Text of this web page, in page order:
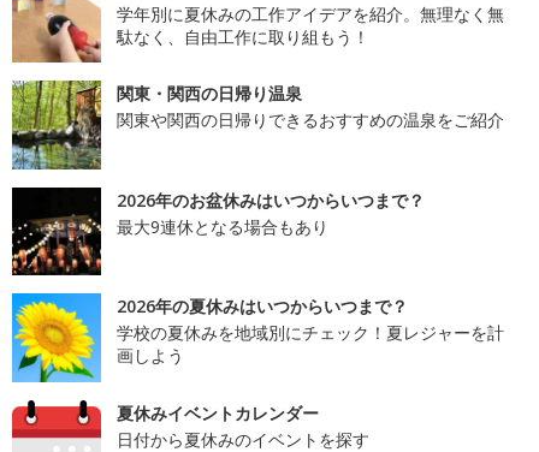
学年別に夏休みの工作アイデアを紹介。無理なく無
駄なく、自由工作に取り組もう！
関東・関西の日帰り温泉
関東や関西の日帰りできるおすすめの温泉をご紹介
2026年のお盆休みはいつからいつまで？
最大9連休となる場合もあり
2026年の夏休みはいつからいつまで？
学校の夏休みを地域別にチェック！夏レジャーを計
画しよう
夏休みイベントカレンダー
日付から夏休みのイベントを探す